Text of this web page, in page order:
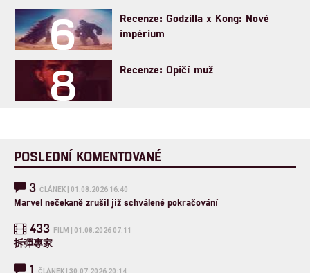
6
Recenze: Godzilla x Kong: Nové
impérium
8 Recenze: Opičí muž
POSLEDNÍ KOMENTOVANÉ
3 ČLÁNEK | 01.08.2026 16:40
Marvel nečekaně zrušil již schválené pokračování
433 FILM | 01.08.2026 07:11
拆彈專家
1 ČLÁNEK | 30.07.2026 20:14